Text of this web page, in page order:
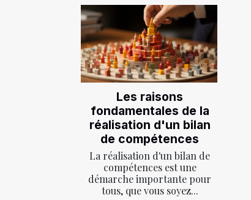
Les raisons
fondamentales de la
réalisation d'un bilan
de compétences
La réalisation d'un bilan de
compétences est une
démarche importante pour
tous, que vous soyez...